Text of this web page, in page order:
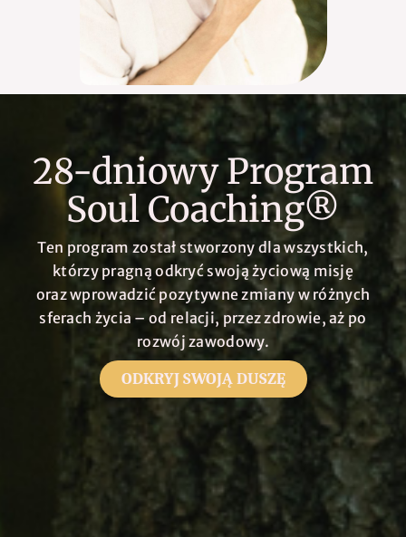
28-dniowy Program
Soul Coaching®
Ten program został stworzony dla wszystkich,
którzy pragną odkryć swoją życiową misję
oraz wprowadzić pozytywne zmiany w różnych
sferach życia – od relacji, przez zdrowie, aż po
rozwój zawodowy.
ODKRYJ SWOJĄ DUSZĘ